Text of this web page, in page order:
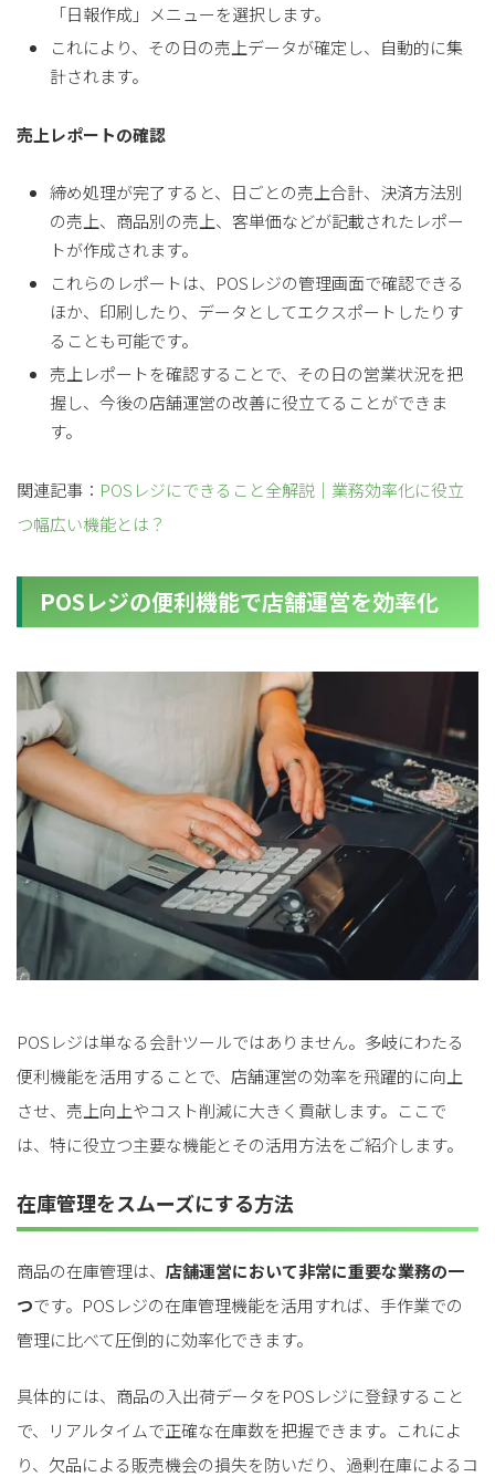
「日報作成」メニューを選択します。
これにより、その日の売上データが確定し、自動的に集
計されます。
売上レポートの確認
締め処理が完了すると、日ごとの売上合計、決済方法別
の売上、商品別の売上、客単価などが記載されたレポー
トが作成されます。
これらのレポートは、POSレジの管理画面で確認できる
ほか、印刷したり、データとしてエクスポートしたりす
ることも可能です。
売上レポートを確認することで、その日の営業状況を把
握し、今後の店舗運営の改善に役立てることができま
す。
関連記事： POSレジにできること全解説｜業務効率化に役立
つ幅広い機能とは？
POSレジの便利機能で店舗運営を効率化
POSレジは単なる会計ツールではありません。多岐にわたる
便利機能を活用することで、店舗運営の効率を飛躍的に向上
させ、売上向上やコスト削減に大きく貢献します。ここで
は、特に役立つ主要な機能とその活用方法をご紹介します。
在庫管理をスムーズにする方法
商品の在庫管理は、 店舗運営において非常に重要な業務の一
つです。POSレジの在庫管理機能を活用すれば、手作業での
管理に比べて圧倒的に効率化できます。
具体的には、商品の入出荷データをPOSレジに登録すること
で、リアルタイムで正確な在庫数を把握できます。これによ
り、欠品による販売機会の損失を防いだり、過剰在庫によるコ